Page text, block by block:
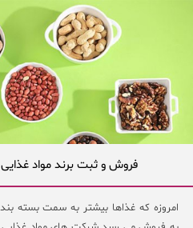
فروش و ثبت برند مواد غذایی
امروزه که غذاها بیشتر به سمت بسته